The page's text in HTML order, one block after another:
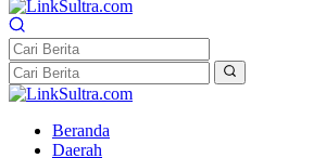
Beranda
Daerah